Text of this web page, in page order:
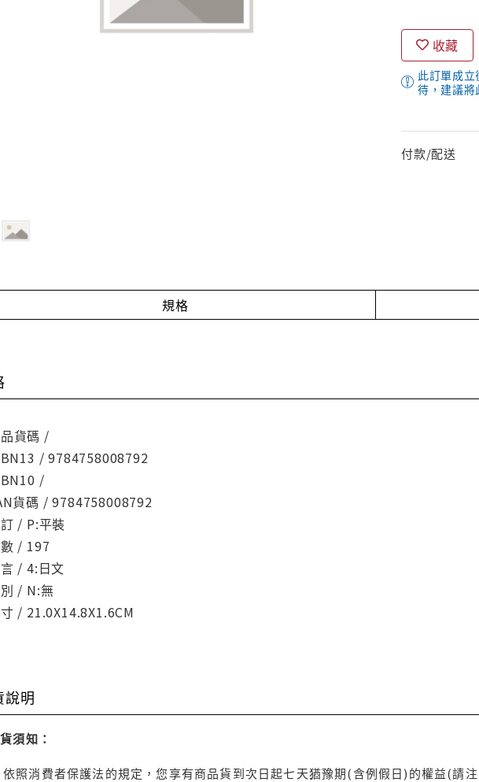
收藏
此訂單成
待，建議
付款/配送
規格
貨碼 /
/ 9784758008792
/
貨碼 / 9784758008792
/ P:平裝
/ 197
/ 4:日文
/ N:無
/ 21.0X14.8X1.6CM
說明
須知：
依照消費者保護法的規定，您享有商品貨到次日起七天猶豫期(含例假日)的權益(請